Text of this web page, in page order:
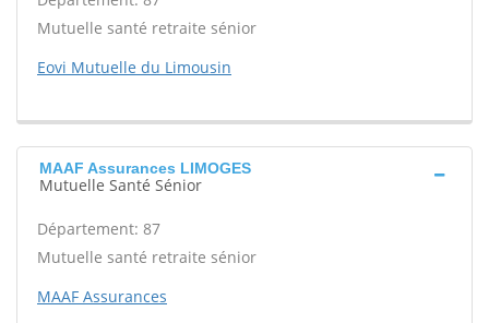
Mutuelle santé retraite sénior
Eovi Mutuelle du Limousin
MAAF Assurances LIMOGES
Mutuelle Santé Sénior
Département: 87
Mutuelle santé retraite sénior
MAAF Assurances